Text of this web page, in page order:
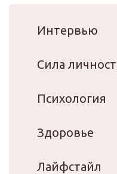
Интервью
Сила
Психология
Здоровье
Лайфстайл